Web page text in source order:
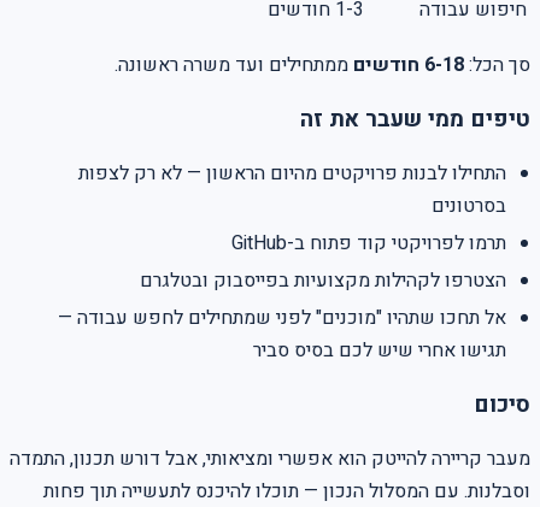
חיפוש עבודה
1-3 חודשים
סך הכל:6-18 חודשים ממתחילים ועד משרה ראשונה.
טיפים ממי שעבר את זה
התחילו לבנות פרויקטים מהיום הראשון — לא רק לצפות
בסרטונים
תרמו לפרויקטי קוד פתוח ב-GitHub
הצטרפו לקהילות מקצועיות בפייסבוק ובטלגרם
אל תחכו שתהיו "מוכנים" לפני שמתחילים לחפש עבודה —
תגישו אחרי שיש לכם בסיס סביר
סיכום
מעבר קריירה להייטק הוא אפשרי ומציאותי, אבל דורש תכנון, התמדה
וסבלנות. עם המסלול הנכון — תוכלו להיכנס לתעשייה תוך פחות